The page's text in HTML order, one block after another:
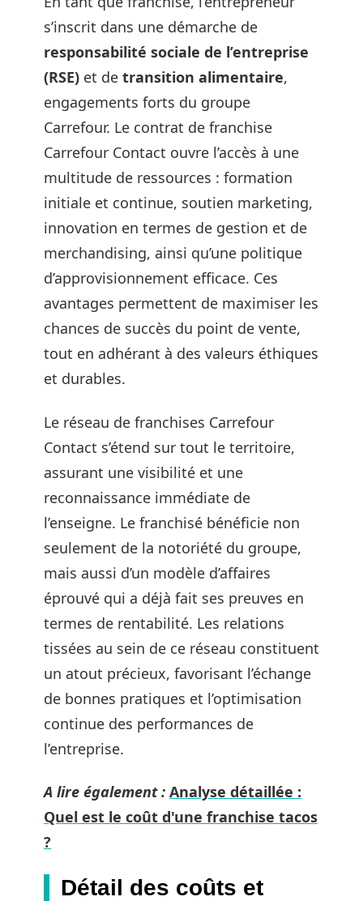
s’inscrit dans une démarche de
responsabilité sociale de l’entreprise
(RSE) et de transition alimentaire,
engagements forts du groupe
Carrefour. Le contrat de franchise
Carrefour Contact ouvre l’accès à une
multitude de ressources : formation
initiale et continue, soutien marketing,
innovation en termes de gestion et de
merchandising, ainsi qu’une politique
d’approvisionnement efficace. Ces
avantages permettent de maximiser les
chances de succès du point de vente,
tout en adhérant à des valeurs éthiques
et durables.
Le réseau de franchises Carrefour
Contact s’étend sur tout le territoire,
assurant une visibilité et une
reconnaissance immédiate de
l’enseigne. Le franchisé bénéficie non
seulement de la notoriété du groupe,
mais aussi d’un modèle d’affaires
éprouvé qui a déjà fait ses preuves en
termes de rentabilité. Les relations
tissées au sein de ce réseau constituent
un atout précieux, favorisant l’échange
de bonnes pratiques et l’optimisation
continue des performances de
l’entreprise.
A lire également : Analyse détaillée :
Quel est le coût d'une franchise tacos
?
Détail des coûts et